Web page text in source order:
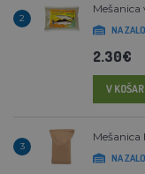
2
Mešanica
NA
2.30€
V
3
Mešanica
NA